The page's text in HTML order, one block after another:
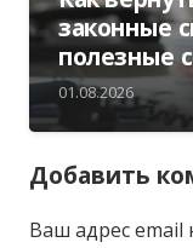
законные
полезные
01.08.2026
Добавить
Ваш адрес email